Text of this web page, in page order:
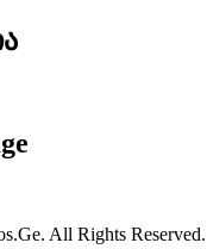
All Rights Reserved.